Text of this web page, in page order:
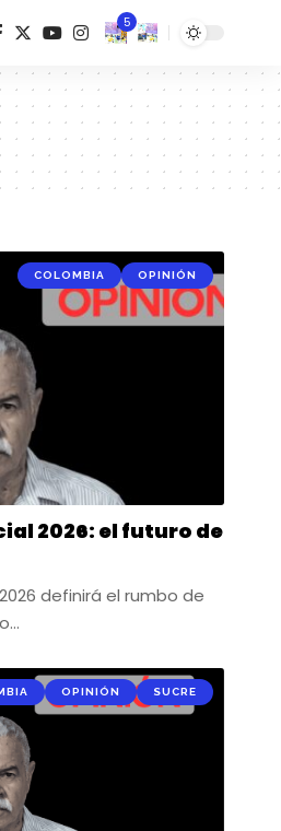
5
COLOMBIA OPINIÓN
2026: el futuro de
definirá el rumbo de
OPINIÓN SUCRE